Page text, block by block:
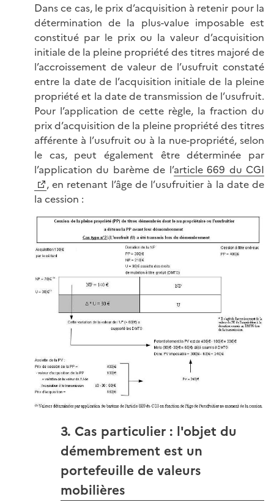
Dans ce cas, le prix d’acquisition à retenir pour la
détermination de la plus-value imposable est
constitué par le prix ou la valeur d’acquisition
initiale de la pleine propriété des titres majoré de
l’accroissement de valeur de l’usufruit constaté
entre la date de l’acquisition initiale de la pleine
propriété et la date de transmission de l’usufruit.
Pour l’application de cette règle, la fraction du
prix d’acquisition de la pleine propriété des titres
afférente à l’usufruit ou à la nue-propriété, selon
le cas, peut également être déterminée par
l’application du barème de l’article 669 du CGI
, en retenant l’âge de l’usufruitier à la date de
la cession :
3. Cas particulier : l'objet du
démembrement est un
portefeuille de valeurs
mobilières